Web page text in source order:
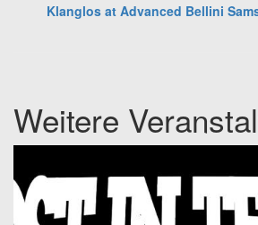
Klanglos at Advanced Bellini